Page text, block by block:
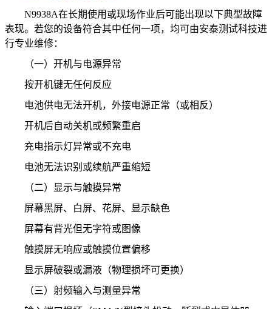
N9938A在长期使用或现场作业后可能出现以下典型故障
表现。若您的设备符合其中任何一项，均可由安泰测试科技进
行专业维修：
（一）开机与电源异常
按开机键无任何反应
电池供电无法开机，外接电源正常（或相反）
开机后自动关机或频繁重启
充电指示灯异常或不充电
电池无法识别或续航严重缩短
（二）显示与触摸异常
屏幕黑屏、白屏、花屏、显示缺色
屏幕有背光但无字符或图像
触摸屏无响应或触摸位置偏移
显示屏破裂或漏液（物理损坏可更换）
（三）射频输入与测量异常